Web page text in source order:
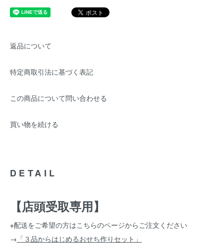
返品について
特定商取引法に基づく表記
この商品について問い合わせる
買い物を続ける
DETAIL
【店頭受取専用】
※配送をご希望の方はこちらのページからご注文ください
→ 「３品からはじめるおせち作りセット」